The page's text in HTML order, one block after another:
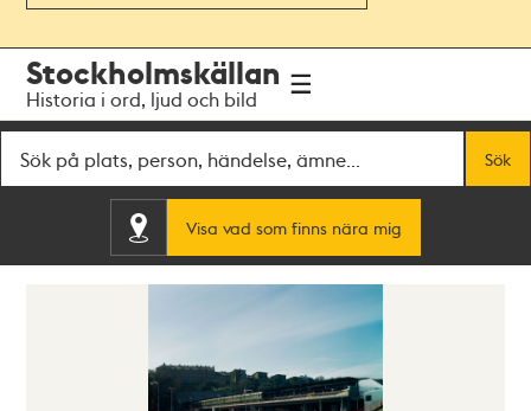
navigationen
huvudinnehållet
Stockholmskällan
Historia i ord, ljud och bild
Sök
Visa vad som finns nära mig